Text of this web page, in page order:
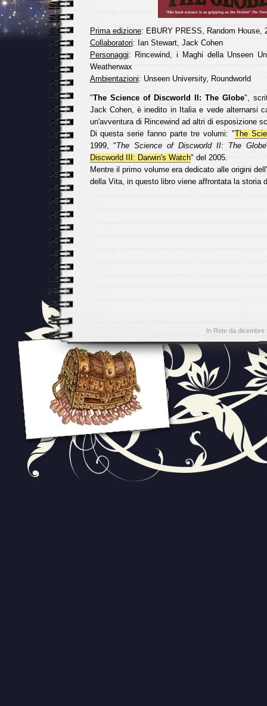
Prima edizione: EBURY PRESS, Random House,
Collaboratori: Ian Stewart, Jack Cohen
Personaggi: Rincewind, i Maghi della Unseen
Weatherwax
Ambientazioni: Unseen University, Roundworld
"The Science of Discworld II: The Globe",
Jack Cohen, è inedito in Italia e vede alternarsi
un'avventura di Rincewind ad altri di esposizione
Di questa serie fanno parte tre volumi: "The
1999, "The Science of Discworld II: The Globe
Discworld III: Darwin's Watch" del 2005.
Mentre il primo volume era dedicato alle origini
della Vita, in questo libro viene affrontata la storia
In Rete da dicembre